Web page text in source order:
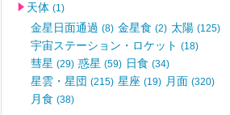
天体 (1)
金星日面通過 (8) 金星食 (2) 太陽 (125)
宇宙ステーション・ロケット (18)
彗星 (29) 惑星 (59) 日食 (34)
星雲・星団 (215) 星座 (19) 月面 (320)
月食 (38)